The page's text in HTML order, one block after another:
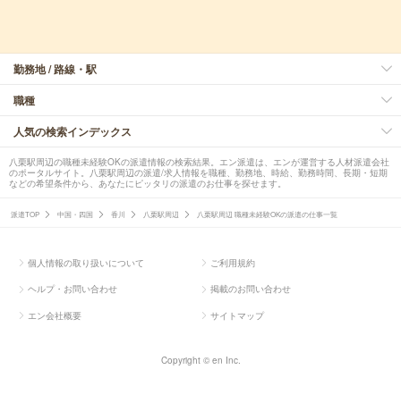
勤務地 / 路線・駅
職種
人気の検索インデックス
八栗駅周辺の職種未経験OKの派遣情報の検索結果。エン派遣は、エンが運営する人材派遣会社
のポータルサイト。八栗駅周辺の派遣/求人情報を職種、勤務地、時給、勤務時間、長期・短期
などの希望条件から、あなたにピッタリの派遣のお仕事を探せます。
派遣TOP 中国・四国 香川 八栗駅周辺 八栗駅周辺 職種未経験OKの派遣の仕事一覧
個人情報の取り扱いについて ご利用規約
ヘルプ・お問い合わせ 掲載のお問い合わせ
エン会社概要 サイトマップ
Copyright © en Inc.